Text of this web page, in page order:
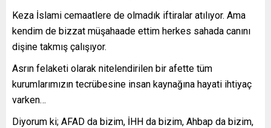
Keza İslami cemaatlere de olmadık iftiralar atılıyor. Ama
kendim de bizzat müşahaade ettim herkes sahada canını
dişine takmış çalışıyor.
Asrın felaketi olarak nitelendirilen bir afette tüm
kurumlarımızın tecrübesine insan kaynağına hayati ihtiyaç
varken…
Diyorum ki; AFAD da bizim, İHH da bizim, Ahbap da bizim,